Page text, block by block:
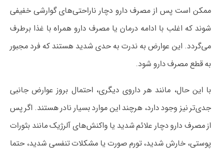
ممکن است پس از مصرف دارو دچار ناراحتی‌های گوارشی خفیفی
شوند که اغلب با ادامه درمان یا مصرف دارو همراه با غذا برطرف
می‌گردد. این عوارض به ندرت به حدی شدید هستند که فرد مجبور
به قطع مصرف دارو شود.
با این حال، مانند هر داروی دیگری، احتمال بروز عوارض جانبی
جدی‌تر نیز وجود دارد، هرچند این موارد بسیار نادر هستند. اگر پس
از مصرف دارو دچار علائم شدید یا واکنش‌های آلرژیک مانند بثورات
پوستی، خارش شدید، تورم صورت یا مشکلات تنفسی شدید، حتما